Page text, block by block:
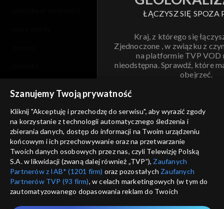
ŁĄCZYSZ SIĘ SPOZA
Kraj, z którego się
Zjednoczone , w związku z
na platformie TVP VOD
nieodstępna. Sprawdź, które
obejrzeć.
ANULUJ
informacje o dostawcy usług
Szanujemy Twoją prywatność
Kliknij "Akceptuję i przechodzę do serwisu", aby wyrazić zgody
na korzystanie z technologii automatycznego śledzenia i
zbierania danych, dostęp do informacji na Twoim urządzeniu
końcowym i ich przechowywanie oraz na przetwarzanie
Twoich danych osobowych przez nas, czyli Telewizję Polską
S.A. w likwidacji (zwaną dalej również „TVP”), Zaufanych
Partnerów z IAB* (1201 firm) oraz pozostałych Zaufanych
Partnerów TVP (93 firm), w celach marketingowych (w tym do
zautomatyzowanego dopasowania reklam do Twoich